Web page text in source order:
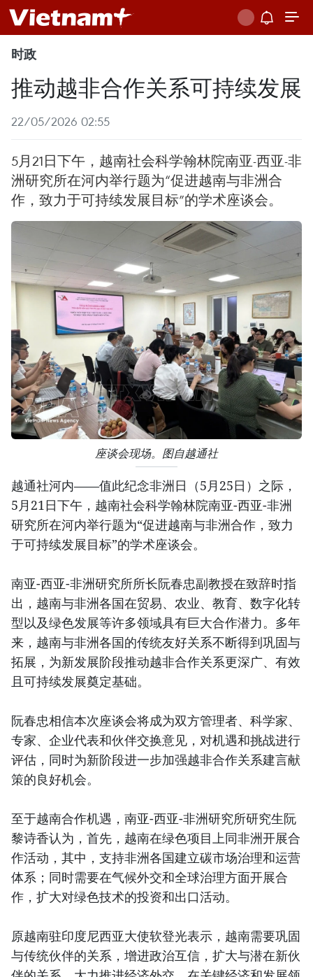
时政
推动越非合作关系可持续发展
22/05/2026 02:55
5月21日下午，越南社会科学翰林院南亚-西亚-非
洲研究所在河内举行题为“促进越南与非洲合
作，致力于可持续发展目标”的学术座谈会。
座谈会现场。图自越通社
越通社河内——值此纪念非洲日（5月25日）之际，
5月21日下午，越南社会科学翰林院南亚-西亚-非洲
研究所在河内举行题为“促进越南与非洲合作，致力
于可持续发展目标”的学术座谈会。
南亚-西亚-非洲研究所所长阮春忠副教授在致辞时指
出，越南与非洲各国在贸易、农业、教育、数字化转
型以及绿色发展等许多领域具有巨大合作潜力。多年
来，越南与非洲各国的传统友好关系不断得到巩固与
拓展，为新发展阶段推动越非合作关系更深广、有效
且可持续发展奠定基础。
阮春忠相信本次座谈会将成为双方管理者、科学家、
专家、企业代表和伙伴交换意见，对机遇和挑战进行
评估，同时为新阶段进一步加强越非合作关系建言献
策的良好机会。
至于越南合作机遇，南亚-西亚-非洲研究所研究生阮
黎诗香认为，首先，越南在绿色项目上同非洲开展合
作活动，其中，支持非洲各国建立碳市场治理和运营
体系；同时需要在气候外交和全球治理方面开展合
作，扩大对绿色技术的投资和出口活动。
原越南驻印度尼西亚大使软登光表示，越南需要巩固
与传统伙伴的关系，增进政治互信，扩大与潜在新伙